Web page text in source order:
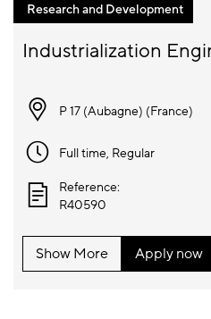
Research and Development
P 17 (Aubagne) (France)
Full time, Regular
Reference:
R40590
Show More Apply now